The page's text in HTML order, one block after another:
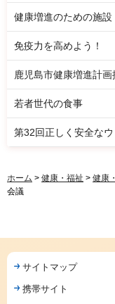
健康増進のための施設
免疫力を高めよう！
鹿児島市健康増進計
若者世代の食事
第32回正しく安全な
ホーム > 健康・福祉 > 健康
会議
サイトマップ
携帯サイト